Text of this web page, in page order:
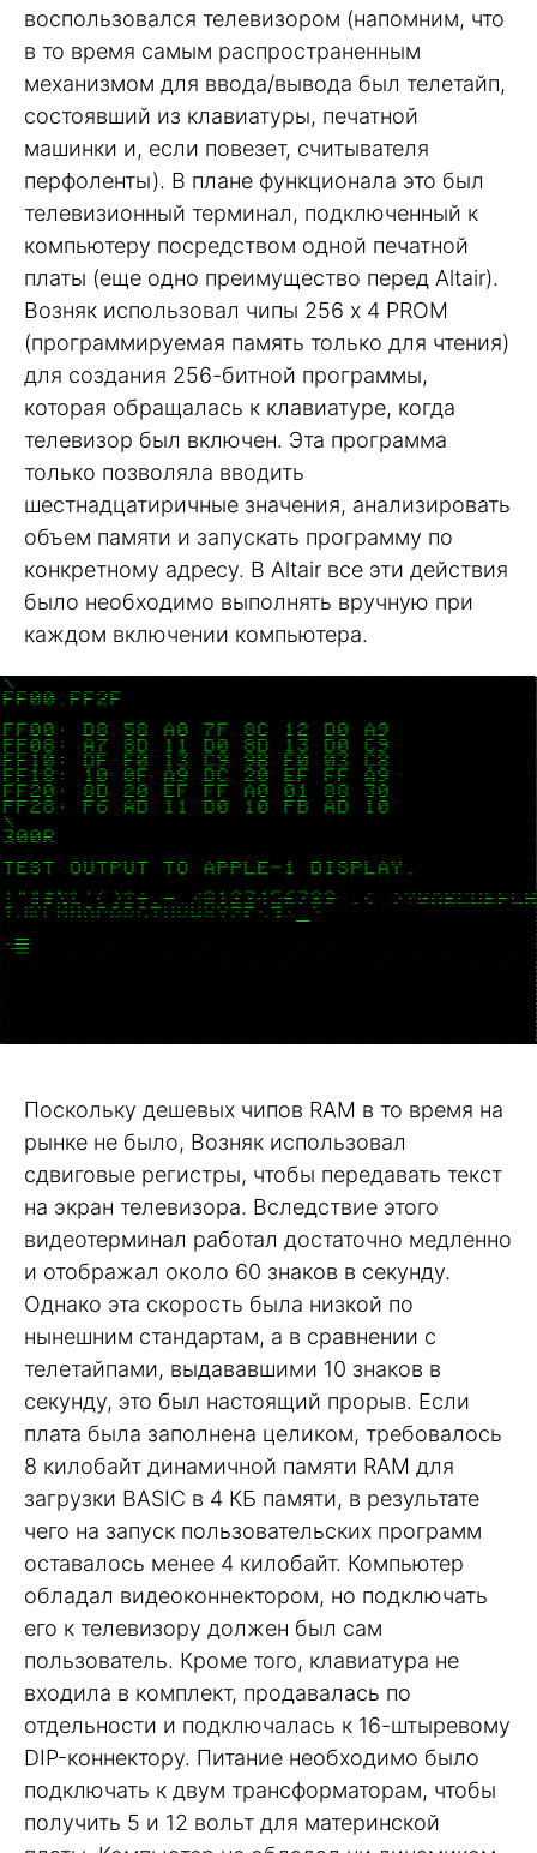
воспользовался телевизором (напомним, что
в то время самым распространенным
механизмом для ввода/вывода был телетайп,
состоявший из клавиатуры, печатной
машинки и, если повезет, считывателя
перфоленты). В плане функционала это был
телевизионный терминал, подключенный к
компьютеру посредством одной печатной
платы (еще одно преимущество перед Altair).
Возняк использовал чипы 256 x 4 PROM
(программируемая память только для чтения)
для создания 256-битной программы,
которая обращалась к клавиатуре, когда
телевизор был включен. Эта программа
только позволяла вводить
шестнадцатиричные значения, анализировать
объем памяти и запускать программу по
конкретному адресу. В Altair все эти действия
было необходимо выполнять вручную при
каждом включении компьютера.
Поскольку дешевых чипов RAM в то время на
рынке не было, Возняк использовал
сдвиговые регистры, чтобы передавать текст
на экран телевизора. Вследствие этого
видеотерминал работал достаточно медленно
и отображал около 60 знаков в секунду.
Однако эта скорость была низкой по
нынешним стандартам, а в сравнении с
телетайпами, выдававшими 10 знаков в
секунду, это был настоящий прорыв. Если
плата была заполнена целиком, требовалось
8 килобайт динамичной памяти RAM для
загрузки BASIC в 4 КБ памяти, в результате
чего на запуск пользовательских программ
оставалось менее 4 килобайт. Компьютер
обладал видеоконнектором, но подключать
его к телевизору должен был сам
пользователь. Кроме того, клавиатура не
входила в комплект, продавалась по
отдельности и подключалась к 16-штыревому
DIP-коннектору. Питание необходимо было
подключать к двум трансформаторам, чтобы
получить 5 и 12 вольт для материнской